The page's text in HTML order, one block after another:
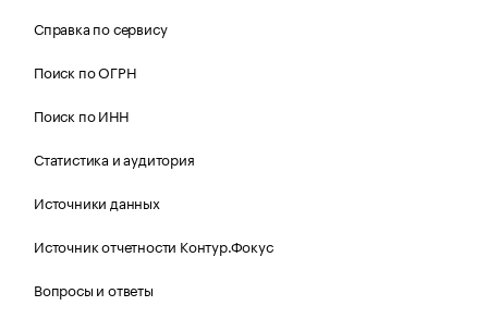
Справка по сервису
Поиск по ОГРН
Поиск по ИНН
Статистика и аудитория
Источники данных
Источник отчетности Контур.Фокус
Вопросы и ответы